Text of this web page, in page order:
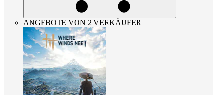
ANGEBOTE VON 2 VERKÄUFER